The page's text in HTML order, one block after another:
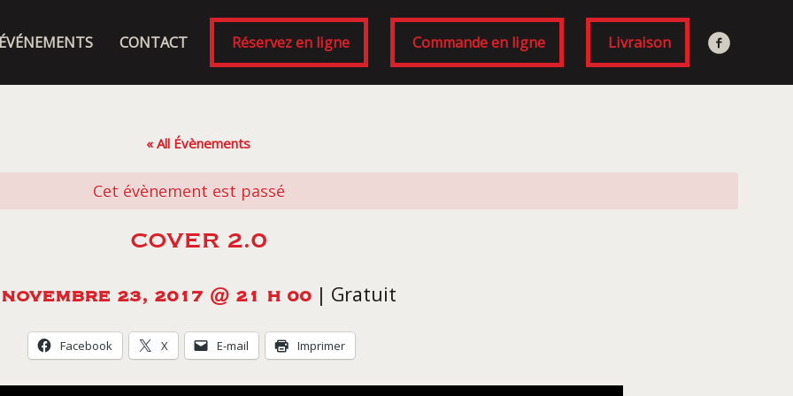
ÉVÉNEMENTS CONTACT Réservez en ligne Commande en ligne Livraison
« All Évènements
Cet évènement est passé
COVER 2.0
NOVEMBRE 23, 2017 @ 21 H 00 | Gratuit
Facebook X E-mail Imprimer